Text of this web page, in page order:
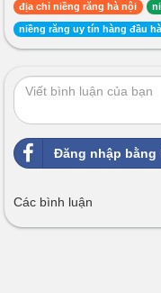
địa chỉ niềng răng hà nội
niềng răng uy tín hàng đầu
Đăng nhập bằng
Các bình luận